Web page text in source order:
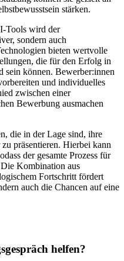
stärken.
Tools wird der
sondern auch
bieten wertvolle
die für den Erfolg in
sein können. Bewerber:innen
und individuelles
zwischen einer
Bewerbung ausmachen
die in der Lage sind, ihre
präsentieren. Hierbei kann
der gesamte Prozess für
Kombination aus
Fortschritt fördert
auch die Chancen auf eine
helfen?